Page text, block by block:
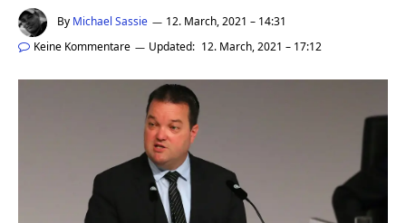
By Michael Sassie
12. March, 2021 – 14:31
Keine Kommentare
Updated: 12. March, 2021 – 17:12